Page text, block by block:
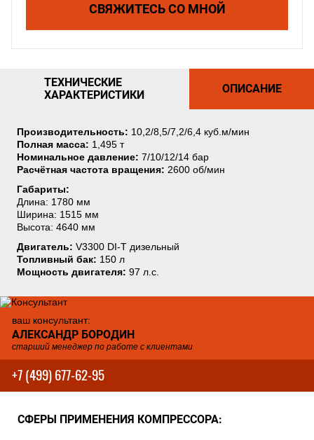
СВЯЖИТЕСЬ СО МНОЙ
ТЕХНИЧЕСКИЕ
ХАРАКТЕРИСТИКИ
ОПИСАНИЕ
Производительность: 10,2/8,5/7,2/6,4 куб.м/мин
Полная масса: 1,495 т
Номинальное давление: 7/10/12/14 бар
Расчётная частота вращения: 2600 об/мин
Габариты:
Длина: 1780 мм
Ширина: 1515 мм
Высота: 4640 мм
Двигатель: V3300 DI-T дизельный
Топливный бак: 150 л
Мощность двигателя: 97 л.с.
ваш консультант:
АЛЕКСАНДР БОРОДИН
старший менеджер по работе с клиентами
+7 (499) 677-62-95
СФЕРЫ ПРИМЕНЕНИЯ КОМПРЕССОРА: